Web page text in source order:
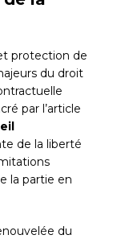
protection de
du droit
par l’article
de la liberté
la partie en
du